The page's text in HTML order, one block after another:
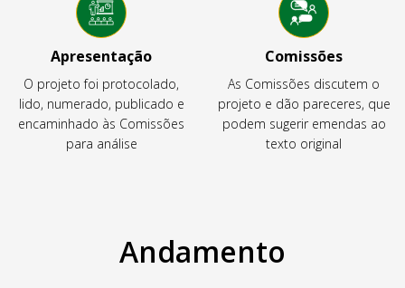
Apresentação
O projeto foi protocolado,
lido, numerado, publicado e
encaminhado às Comissões
para análise
Comissões
As Comissões discutem o
projeto e dão pareceres, que
podem sugerir emendas ao
texto original
Andamento